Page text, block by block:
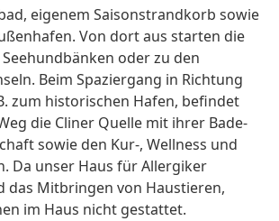
eigenem Saisonstrandkorb sowie
Von dort aus starten die
oder zu den
Beim Spaziergang in Richtung
zum historischen Hafen, befindet
die Cliner Quelle mit ihrer Bade-
sowie den Kur-, Wellness und
Da unser Haus für Allergiker
das Mitbringen von Haustieren,
im Haus nicht gestattet.